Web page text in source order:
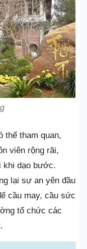
thể tham quan,
viên rộng rãi,
khi dạo bước.
lại sự an yên đầu
cầu may, cầu sức
tổ chức các